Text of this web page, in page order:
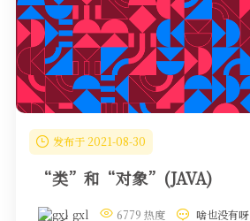
发布于 2021-08-30
“类”和“对象”(JAVA)
gxl 6779 热度 啥也没有呀